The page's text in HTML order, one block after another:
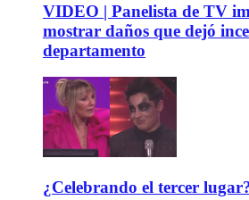
VIDEO | Panelista de TV
mostrar daños que dejó
departamento
¿Celebrando el tercer